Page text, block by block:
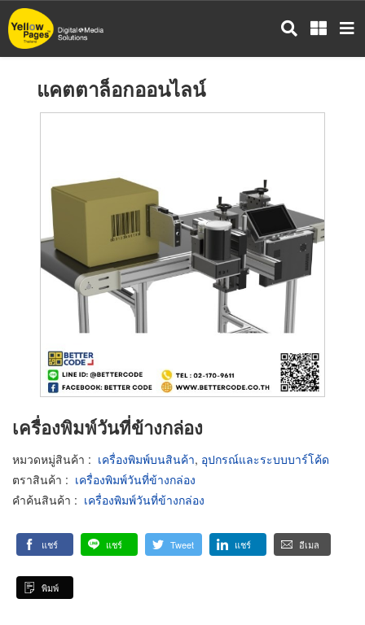
ข้าม
ไป
แคตตาล็อกออนไลน์
เครื่องพิมพ์วันที่ข้างกล่อง
หมวดหมู่สินค้า : เครื่องพิมพ์บนสินค้า, อุปกรณ์และระบบบาร์โค้ด
ตราสินค้า : เครื่องพิมพ์วันที่ข้างกล่อง
คำค้นสินค้า : เครื่องพิมพ์วันที่ข้างกล่อง
แชร์ แชร์ Tweet แชร์ อีเมล
พิมพ์